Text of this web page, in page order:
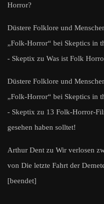
Horror?
Düstere Folklore und
„Folk-Horror“ bei Skeptics in
- Skeptix zu Was ist Folk
Düstere Folklore und
„Folk-Horror“ bei Skeptics in
- Skeptix zu 13 Folk-Horror-
gesehen haben solltet!
Arthur Dent zu Wir verlosen
von Die letzte Fahrt der
[beendet]